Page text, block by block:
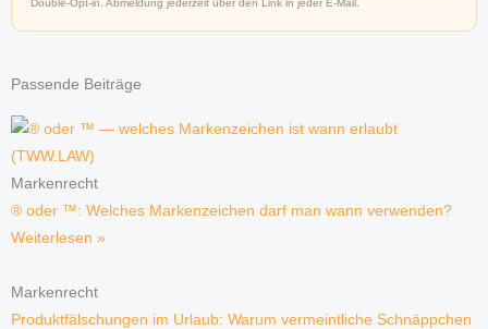
Passende Beiträge
Markenrecht
® oder ™: Welches Markenzeichen darf man wann verwenden?
Weiterlesen »
Markenrecht
Produktfälschungen im Urlaub: Warum vermeintliche Schnäppchen